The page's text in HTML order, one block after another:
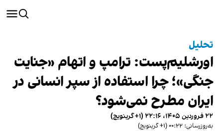
تحلیل
اورشلیم‌پست: ترامپ و اتهام «جنایت
جنگی»؛ چرا استفاده از سپر انسانی در
ایران مطرح نمی‌شود؟
۲۲ فروردین ۱۴۰۵، ۲۲:۱۶ (‎+۱ گرینویچ)
به‌روزرسانی: ۰۰:۲۲ (‎+۱ گرینویچ)